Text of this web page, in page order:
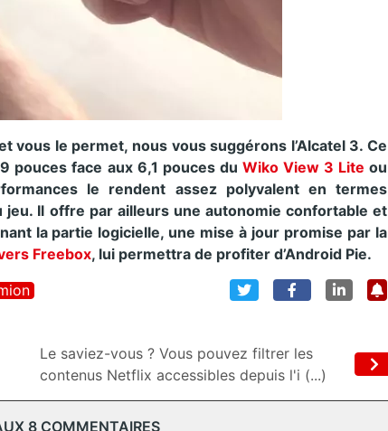
vous le permet, nous vous suggérons l’Alcatel 3. Ce
pouces face aux 6,1 pouces du Wiko View 3 Lite ou
le rendent assez polyvalent en termes
jeu. Il offre par ailleurs une autonomie confortable et
la partie logicielle, une mise à jour promise par la
Freebox, lui permettra de profiter d’Android Pie.
Le saviez-vous ? Vous pouvez filtrer les
contenus Netflix accessibles depuis l'i (...)
8 COMMENTAIRES